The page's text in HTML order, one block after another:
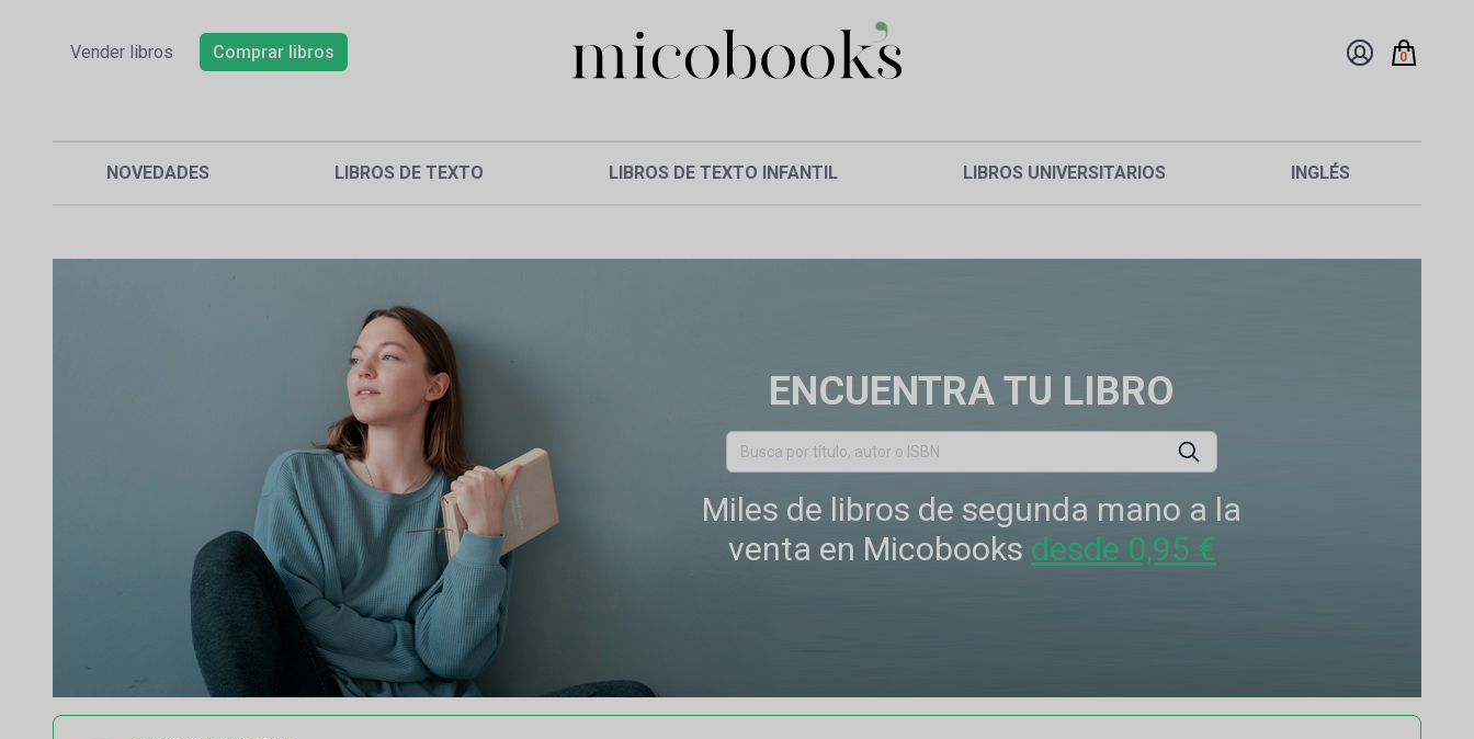
Vender libros Comprar libros 0
NOVEDADES LIBROS DE TEXTO LIBROS DE TEXTO INFANTIL LIBROS UNIVERSITARIOS INGLÉS
ENCUENTRA TU LIBRO
Miles de libros de segunda mano a la
venta en Micobooks desde 0,95 €